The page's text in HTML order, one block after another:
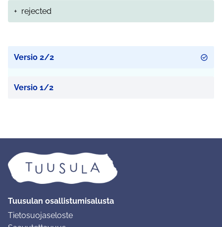
+ rejected
Versio 2/2
Versio 1/2
Tuusulan osallistumisalusta
Tietosuojaseloste